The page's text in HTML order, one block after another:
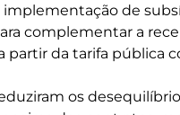
de
complementar a
partir da tarifa pública
os